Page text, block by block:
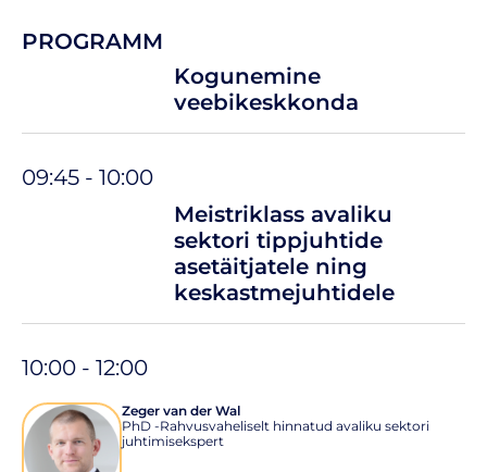
PROGRAMM
Kogunemine
veebikeskkonda
09:45 - 10:00
Meistriklass avaliku
sektori tippjuhtide
asetäitjatele ning
keskastmejuhtidele
10:00 - 12:00
Zeger van der Wal
PhD -Rahvusvaheliselt hinnatud avaliku sektori
juhtimisekspert